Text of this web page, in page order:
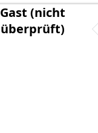
Gast (nicht
überprüft)
Hallo,